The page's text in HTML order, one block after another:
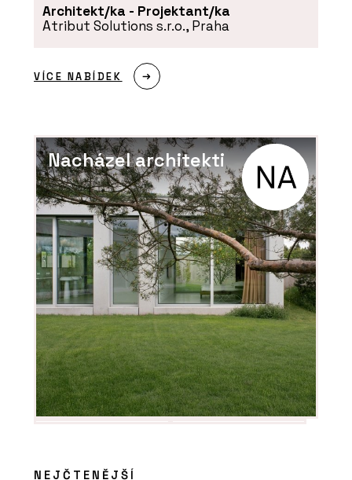
Architekt/ka - Projektant/ka
Atribut Solutions s.r.o., Praha
VÍCE NABÍDEK
Nacházel architekti
NEJČTENĚJŠÍ